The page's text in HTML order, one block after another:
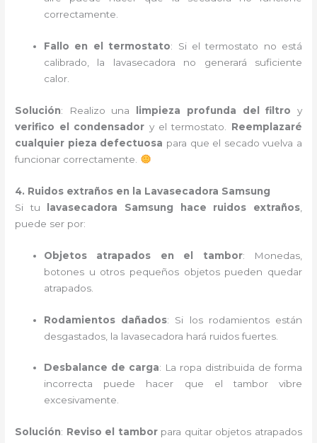
correctamente.
Fallo en el termostato: Si el termostato no está
calibrado, la lavasecadora no generará suficiente
calor.
Solución: Realizo una limpieza profunda del filtro y
verifico el condensador y el termostato. Reemplazaré
cualquier pieza defectuosa para que el secado vuelva a
funcionar correctamente.
4. Ruidos extraños en la Lavasecadora Samsung
Si tu
lavasecadora Samsung hace ruidos extraños,
puede ser por:
Objetos atrapados en el tambor: Monedas,
botones u otros pequeños objetos pueden quedar
atrapados.
Rodamientos dañados: Si los rodamientos están
desgastados, la lavasecadora hará ruidos fuertes.
Desbalance de carga: La ropa distribuida de forma
incorrecta puede hacer que el tambor vibre
excesivamente.
Solución: Reviso el tamborpara quitar objetos atrapados